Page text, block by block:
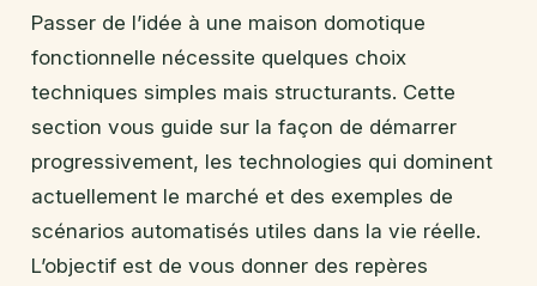
Passer de l’idée à une maison domotique
fonctionnelle nécessite quelques choix
techniques simples mais structurants. Cette
section vous guide sur la façon de démarrer
progressivement, les technologies qui dominent
actuellement le marché et des exemples de
scénarios automatisés utiles dans la vie réelle.
L’objectif est de vous donner des repères